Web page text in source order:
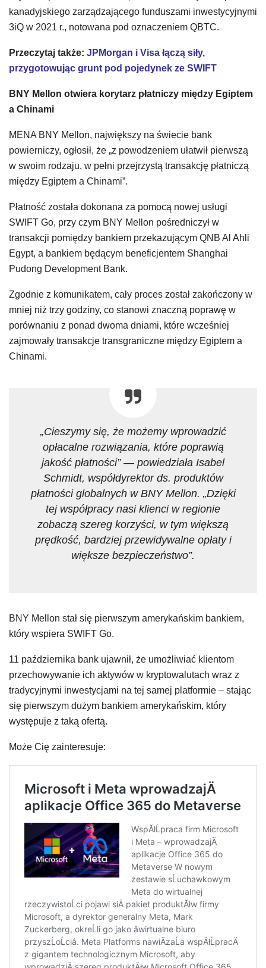
kanadyjskiego zarządzającego funduszami inwestycyjnymi
3iQ w 2021 r., notowana pod oznaczeniem QBTC.
Przeczytaj także: JPMorgan i Visa łączą siły,
przygotowując grunt pod pojedynek ze SWIFT
BNY Mellon otwiera korytarz płatniczy między Egiptem
a Chinami
MENA BNY Mellon, największy na świecie bank
powierniczy, ogłosił, że „z powodzeniem ułatwił pierwszą
w swoim rodzaju, w pełni przejrzystą transakcję płatniczą
między Egiptem a Chinami”.
Płatność została dokonana za pomocą nowej usługi
SWIFT Go, przy czym BNY Mellon pośredniczył w
transakcji pomiędzy bankiem przekazującym QNB Al Ahli
Egypt, a bankiem będącym beneficjentem Shanghai
Pudong Development Bank.
Zgodnie z komunikatem, cały proces został zakończony w
mniej niż trzy godziny, co stanowi znaczną poprawę w
porównaniu z ponad dwoma dniami, które wcześniej
zajmowały transakcje transgraniczne między Egiptem a
Chinami.
„Cieszymy się, że możemy wprowadzić
opłacalne rozwiązania, które poprawią
jakość płatności” — powiedziała Isabel
Schmidt, współdyrektor ds. produktów
płatności globalnych w BNY Mellon. „Dzięki
tej współpracy nasi klienci w regionie
zobaczą szereg korzyści, w tym większą
prędkość, bardziej przewidywalne opłaty i
większe bezpieczeństwo”.
BNY Mellon stał się pierwszym amerykańskim bankiem,
który wspiera SWIFT Go.
11 października bank ujawnił, że umożliwiać klientom
przechowywanie ich aktywów w kryptowalutach wraz z
tradycyjnymi inwestycjami na tej samej platformie – stając
się pierwszym dużym bankiem amerykańskim, który
występuje z taką ofertą.
Może Cię zainteresuje: